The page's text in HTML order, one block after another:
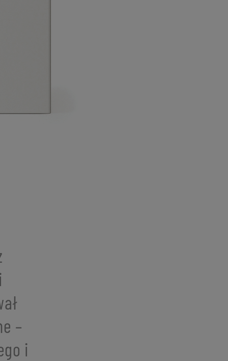
–
i